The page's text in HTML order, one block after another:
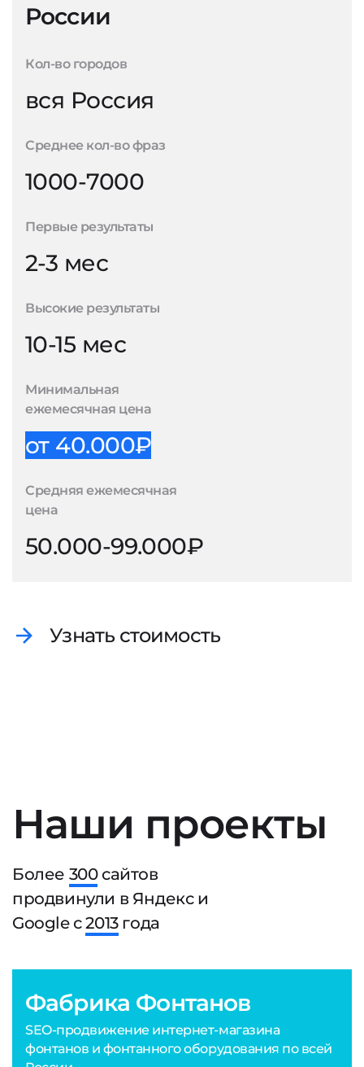
России
Кол-во городов
вся Россия
Среднее кол-во фраз
1000-7000
Первые результаты
2-3 мес
Высокие результаты
10-15 мес
Минимальная
ежемесячная цена
от 40.000₽
Средняя ежемесячная
цена
50.000-99.000₽
Узнать стоимость
Наши проекты
Более 300сайтов
продвинули в Яндекс и
Google с2013года
Фабрика Фонтанов
SEO-продвижение интернет-магазина
фонтанов и фонтанного оборудования по всей